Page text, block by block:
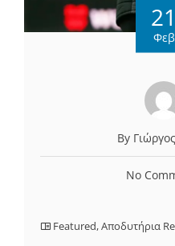
21
Φεβ
By
No
Featured,Αποδυτήρια